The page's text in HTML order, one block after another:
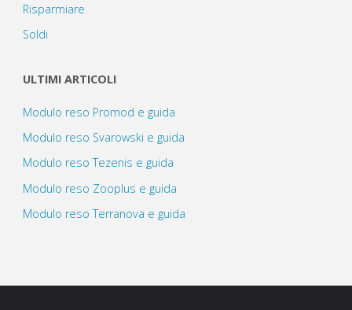
Risparmiare
Soldi
ULTIMI ARTICOLI
Modulo reso Promod e guida
Modulo reso Svarowski e guida
Modulo reso Tezenis e guida
Modulo reso Zooplus e guida
Modulo reso Terranova e guida